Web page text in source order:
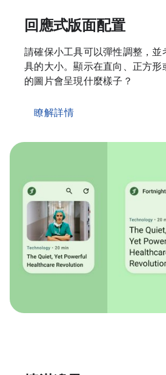
回應式版面配置
請確保小工具可以彈性調整，並
具的大小。顯示在直向、正方形
的圖片會呈現什麼樣子？
瞭解詳情